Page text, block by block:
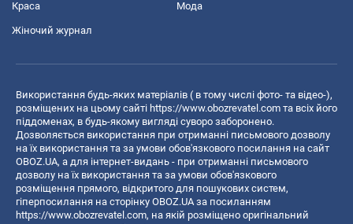
Краса Мода
Жіночий журнал
Використання будь-яких матеріалів ( в тому числі фото- та відео-),
розміщених на цьому сайті https://www.obozrevatel.com та всіх його
піддоменах, в будь-якому вигляді суворо заборонено.
Дозволяється використання при отриманні письмового дозволу
на їх використання та за умови обов'язкового посилання на сайт
OBOZ.UA, а для інтернет-видань - при отриманні письмового
дозволу на їх використання та за умови обов'язкового
розміщення прямого, відкритого для пошукових систем,
гіперпосилання на сторінку OBOZ.UA за посиланням
https://www.obozrevatel.com, на якій розміщено оригінальний